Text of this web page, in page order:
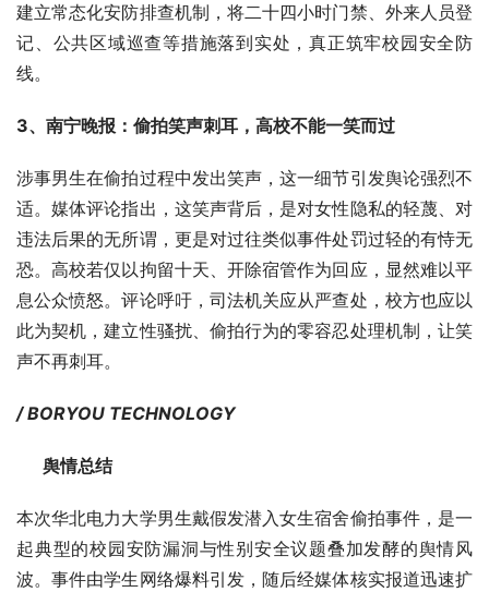
建立常态化安防排查机制，将二十四小时门禁、外来人员登
记、公共区域巡查等措施落到实处，真正筑牢校园安全防
线。
3、 南宁晚报：偷拍笑声刺耳，高校不能一笑而过
涉事男生在偷拍过程中发出笑声，这一细节引发舆论强烈不
适。媒体评论指出，这笑声背后，是对女性隐私的轻蔑、对
违法后果的无所谓，更是对过往类似事件处罚过轻的有恃无
恐。高校若仅以拘留十天、开除宿管作为回应，显然难以平
息公众愤怒。评论呼吁，司法机关应从严查处，校方也应以
此为契机，建立性骚扰、偷拍行为的零容忍处理机制，让笑
声不再刺耳。
/ BORYOU TECHNOLOGY
舆情总结
本次华北电力大学男生戴假发潜入女生宿舍偷拍事件，是一
起典型的校园安防漏洞与性别安全议题叠加发酵的舆情风
波。事件由学生网络爆料引发，随后经媒体核实报道迅速扩